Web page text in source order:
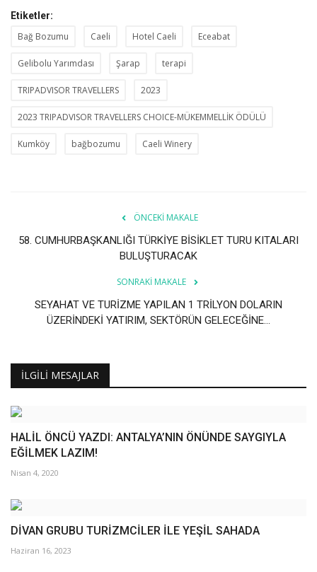
Etiketler:
Bağ Bozumu Caeli Hotel Caeli Eceabat
Gelibolu Yarımdası Şarap terapi
TRIPADVISOR TRAVELLERS 2023
2023 TRIPADVISOR TRAVELLERS CHOICE-MÜKEMMELLİK ÖDÜLÜ
Kumköy bağbozumu Caeli Winery
ÖNCEKI MAKALE
58. CUMHURBAŞKANLIĞI TÜRKİYE BİSİKLET TURU KITALARI
BULUŞTURACAK
SONRAKI MAKALE
SEYAHAT VE TURİZME YAPILAN 1 TRİLYON DOLARIN
ÜZERİNDEKİ YATIRIM, SEKTÖRÜN GELECEĞİNE...
İLGILI MESAJLAR
HALİL ÖNCÜ YAZDI: ANTALYA’NIN ÖNÜNDE SAYGIYLA
EĞİLMEK LAZIM!
Nisan 4, 2020
DİVAN GRUBU TURİZMCİLER İLE YEŞİL SAHADA
Haziran 16, 2023